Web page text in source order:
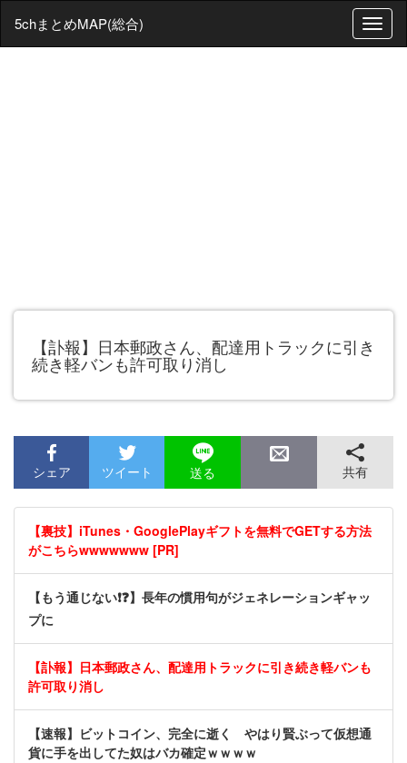
T
o
5chまとめMAP(総合)
【訃報】日本郵政さん、配達用トラックに引き
続き軽バンも許可取り消し
シェア ツイート 送る 共有
【裏技】iTunes・GooglePlayギフトを無料でGETする方法
がこちらwwwwwww [PR]
【もう通じない❗❓】長年の慣用句がジェネレーションギャッ
プに
【訃報】日本郵政さん、配達用トラックに引き続き軽バンも
許可取り消し
【速報】ビットコイン、完全に逝く やはり賢ぶって仮想通
貨に手を出してた奴はバカ確定ｗｗｗｗ